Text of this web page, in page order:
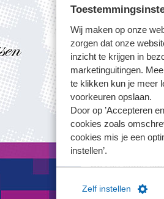
Wij maken op onze
zorgen dat onze
inzicht te krijgen in
marketinguitingen.
te klikken kun je meer
voorkeuren opslaan.
Door op ’Accepteren
cookies zoals
cookies mis je een
instellen’.
Zelf instellen
je ook bent of
nodig om zich
Ook als
werken vanuit
hebben, is
zoek te gaan
wat hen bindt.
menselijke
Op zijn eigen